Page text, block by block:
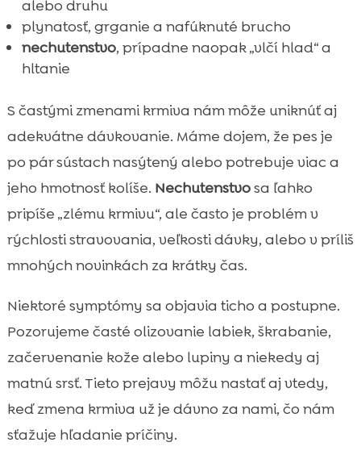
alebo druhu
plynatosť, grganie a nafúknuté brucho
nechutenstvo, prípadne naopak „vlčí hlad“ a
hltanie
S častými zmenami krmiva nám môže uniknúť aj
adekvátne dávkovanie. Máme dojem, že pes je
po pár sústach nasýtený alebo potrebuje viac a
jeho hmotnosť kolíše. Nechutenstvosa ľahko
pripíše „zlému krmivu“, ale často je problém v
rýchlosti stravovania, veľkosti dávky, alebo v príliš
mnohých novinkách za krátky čas.
Niektoré symptómy sa objavia ticho a postupne.
Pozorujeme časté olizovanie labiek, škrabanie,
začervenanie kože alebo lupiny a niekedy aj
matnú srsť. Tieto prejavy môžu nastať aj vtedy,
keď zmena krmiva už je dávno za nami, čo nám
sťažuje hľadanie príčiny.